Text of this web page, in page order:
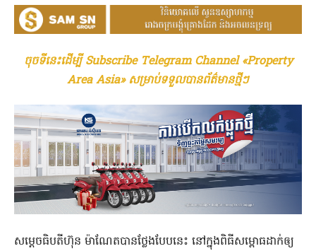
ចុចទីនេះដើម្បី Subscribe Telegram Channel «Property
Area Asia» សម្រាប់ទទួលបានព័ត៌មានថ្មីៗ
សម្តេចធិបតីហ៊ុន ម៉ាណែតបានថ្លែងបែបនេះ នៅក្នុងពិធីសម្ពោធដាក់ឲ្យ